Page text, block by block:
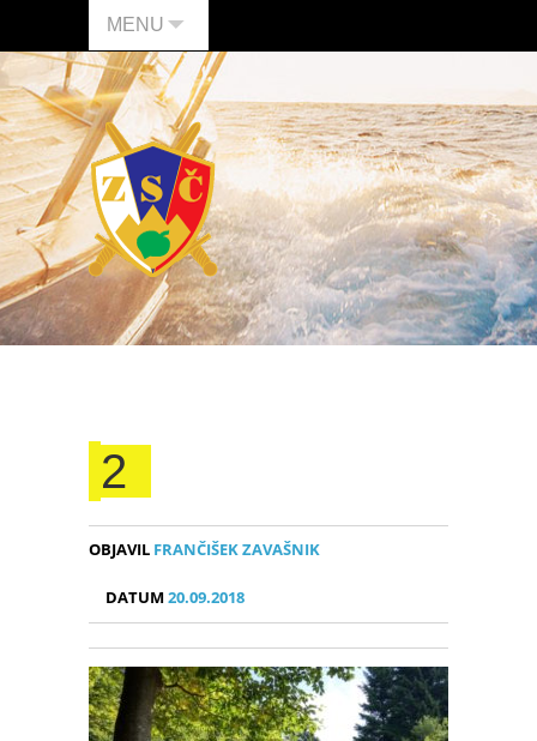
MENU
2
OBJAVIL FRANČIŠEK ZAVAŠNIK
DATUM20.09.2018